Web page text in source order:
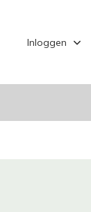
Inloggen